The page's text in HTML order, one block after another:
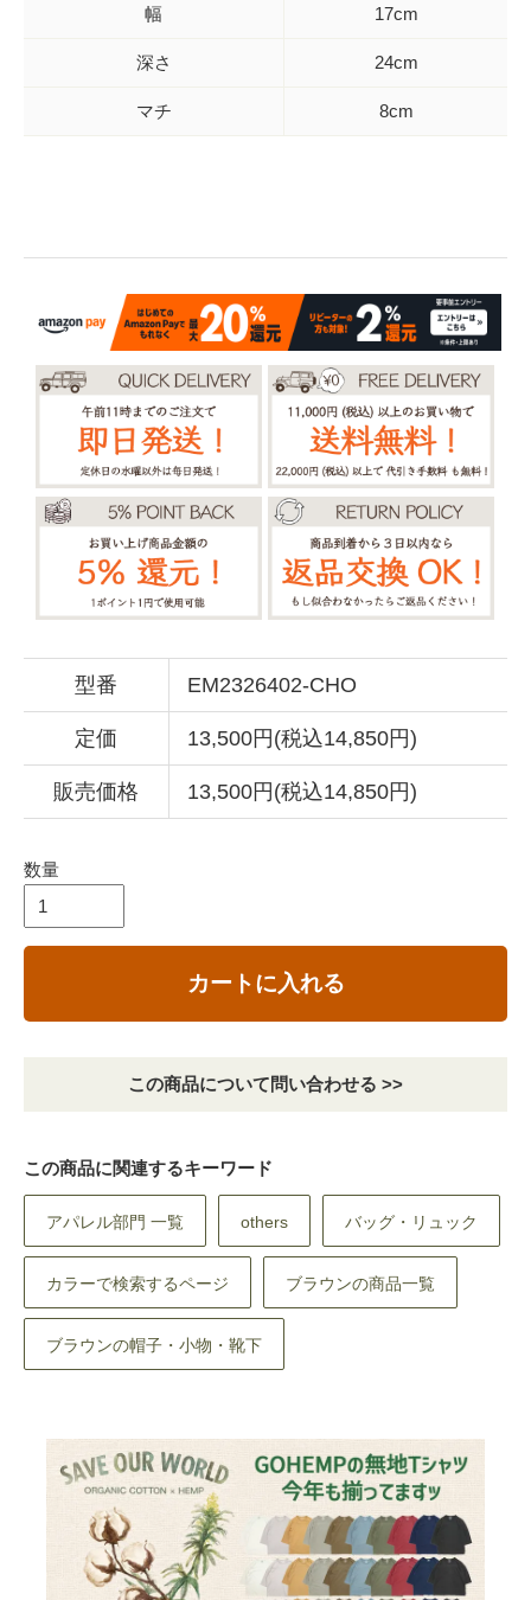
幅 17cm
深さ 24cm
マチ 8cm
型番 EM2326402-CHO
定価 13,500円(税込14,850円)
販売価格 13,500円(税込14,850円)
数量
カートに入れる
この商品について問い合わせる >>
この商品に関連するキーワード
アパレル部門 一覧 others バッグ・リュック
カラーで検索するページ ブラウンの商品一覧
ブラウンの帽子・小物・靴下